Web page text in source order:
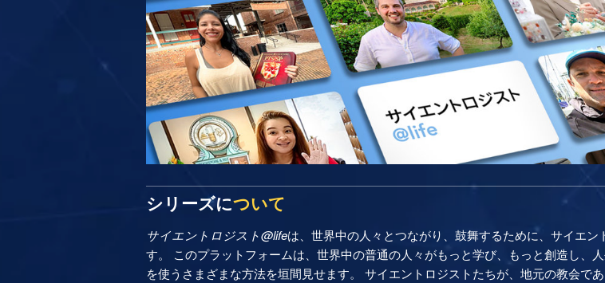
シリーズについて
サイエントロジスト@lifeは、世界中の人々とつながり、鼓舞するために、サイエ
す。 このプラットフォームは、世界中の普通の人々がもっと学び、もっと創造し、
を使うさまざまな方法を垣間見せます。 サイエントロジストたちが、地元の教会で